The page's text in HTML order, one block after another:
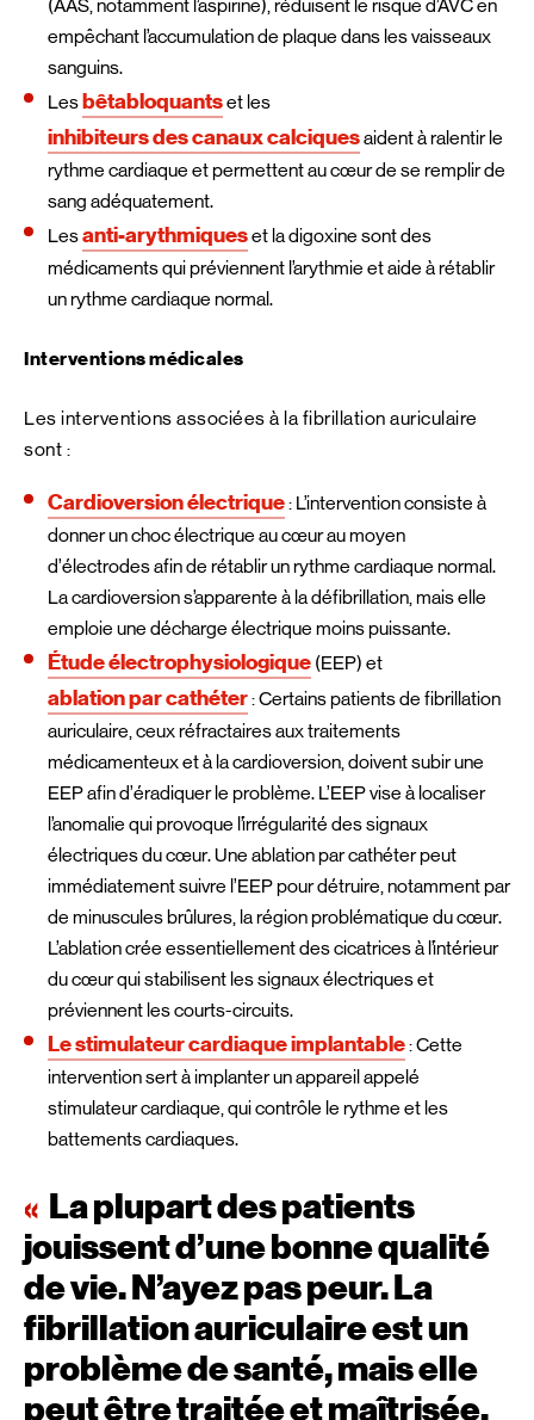
(AAS, notamment l’aspirine), réduisent le risque d’AVC en
empêchant l’accumulation de plaque dans les vaisseaux
sanguins.
Lesbêtabloquantset les
inhibiteurs des canaux calciquesaident à ralentir le
rythme cardiaque et permettent au cœur de se remplir de
sang adéquatement.
Lesanti-arythmiqueset la digoxine sont des
médicaments qui préviennent l’arythmie et aide à rétablir
un rythme cardiaque normal.
Interventions médicales
Les interventions associées à la fibrillation auriculaire
sont :
Cardioversion électrique: L’intervention consiste à
donner un choc électrique au cœur au moyen
d’électrodes afin de rétablir un rythme cardiaque normal.
La cardioversion s’apparente à la défibrillation, mais elle
emploie une décharge électrique moins puissante.
Étude électrophysiologique (EEP) et
ablation par cathéter: Certains patients de fibrillation
auriculaire, ceux réfractaires aux traitements
médicamenteux et à la cardioversion, doivent subir une
EEP afin d’éradiquer le problème. L’EEP vise à localiser
l’anomalie qui provoque l’irrégularité des signaux
électriques du cœur. Une ablation par cathéter peut
immédiatement suivre l’EEP pour détruire, notamment par
de minuscules brûlures, la région problématique du cœur.
L’ablation crée essentiellement des cicatrices à l’intérieur
du cœur qui stabilisent les signaux électriques et
préviennent les courts-circuits.
Le stimulateur cardiaque implantable: Cette
intervention sert à implanter un appareil appelé
stimulateur cardiaque, qui contrôle le rythme et les
battements cardiaques.
La plupart des patients
jouissent d’une bonne qualité
de vie. N’ayez pas peur. La
fibrillation auriculaire est un
problème de santé, mais elle
peut être traitée et maîtrisée.